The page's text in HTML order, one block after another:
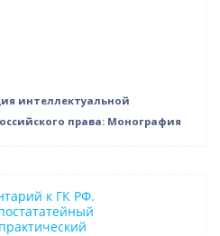
интеллектуальной
права: Монография